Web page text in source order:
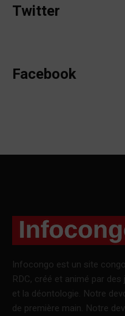
Twitter
Facebook
Infocongo est un site
RDC, créé et animé par
et la déontologie. Notre
de première main. Notre